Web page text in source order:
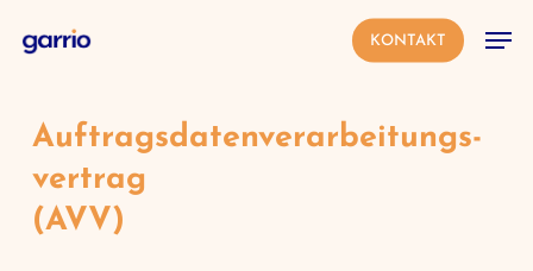
KONTAKT
Auftrags­da­ten­ver­ar­bei­tungs­
ver­trag
(AVV)